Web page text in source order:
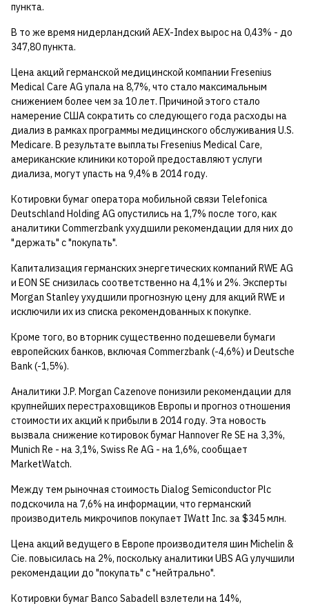
пункта.
В то же время нидерландский AEX-Index вырос на 0,43% - до
347,80 пункта.
Цена акций германской медицинской компании Fresenius
Medical Care AG упала на 8,7%, что стало максимальным
снижением более чем за 10 лет. Причиной этого стало
намерение США сократить со следующего года расходы на
диализ в рамках программы медицинского обслуживания U.S.
Medicare. В результате выплаты Fresenius Medical Care,
американские клиники которой предоставляют услуги
диализа, могут упасть на 9,4% в 2014 году.
Котировки бумаг оператора мобильной связи Telefonica
Deutschland Holding AG опустились на 1,7% после того, как
аналитики Commerzbank ухудшили рекомендации для них до
"держать" с "покупать".
Капитализация германских энергетических компаний RWE AG
и EON SE снизилась соответственно на 4,1% и 2%. Эксперты
Morgan Stanley ухудшили прогнозную цену для акций RWE и
исключили их из списка рекомендованных к покупке.
Кроме того, во вторник существенно подешевели бумаги
европейских банков, включая Commerzbank (-4,6%) и Deutsche
Bank (-1,5%).
Аналитики J.P. Morgan Cazenove понизили рекомендации для
крупнейших перестраховщиков Европы и прогноз отношения
стоимости их акций к прибыли в 2014 году. Эта новость
вызвала снижение котировок бумаг Hannover Re SE на 3,3%,
Munich Re - на 3,1%, Swiss Re AG - на 1,6%, сообщает
MarketWatch.
Между тем рыночная стоимость Dialog Semiconductor Plc
подскочила на 7,6% на информации, что германский
производитель микрочипов покупает IWatt Inc. за $345 млн.
Цена акций ведущего в Европе производителя шин Michelin &
Cie. повысилась на 2%, поскольку аналитики UBS AG улучшили
рекомендации до "покупать" с "нейтрально".
Котировки бумаг Banco Sabadell взлетели на 14%,